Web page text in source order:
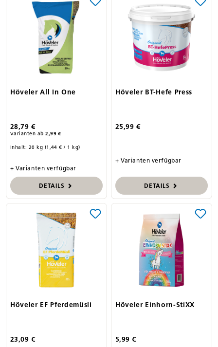
Höveler All In One
28,79 €
Varianten ab 2,99 €
Inhalt: 20 kg (1,44 € / 1 kg)
+ Varianten verfügbar
DETAILS
Höveler BT-Hefe Press
25,99 €
+ Varianten verfügbar
DETAILS
Höveler EF Pferdemüsli
23,09 €
Höveler Einhorn-StiXX
5,99 €